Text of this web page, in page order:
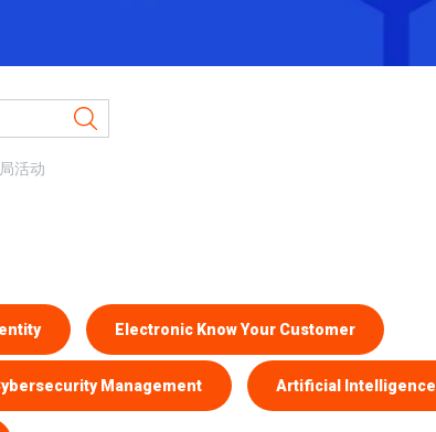
活动
Electronic Know Your Customer
Management Artificial Intelligence